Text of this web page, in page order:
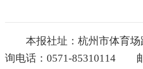
本报社址：杭州市体育
询电话：0571-85310114